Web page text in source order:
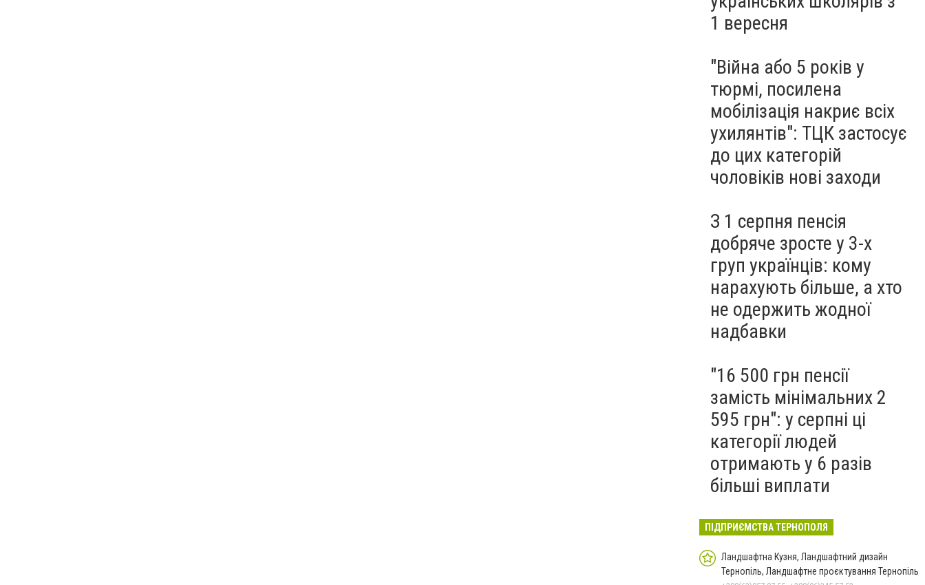
1 вересня
"Війна або 5 років у
тюрмі, посилена
мобілізація накриє всіх
ухилянтів": ТЦК застосує
до цих категорій
чоловіків нові заходи
З 1 серпня пенсія
добряче зросте у 3-х
груп українців: кому
нарахують більше, а хто
не одержить жодної
надбавки
"16 500 грн пенсії
замість мінімальних 2
595 грн": у серпні ці
категорії людей
отримають у 6 разів
більші виплати
ПІДПРИЄМСТВА ТЕРНОПОЛЯ
Ландшафтна Кузня, Ландшафтний дизайн
Тернопіль, Ландшафтне проєктування Тернопіль